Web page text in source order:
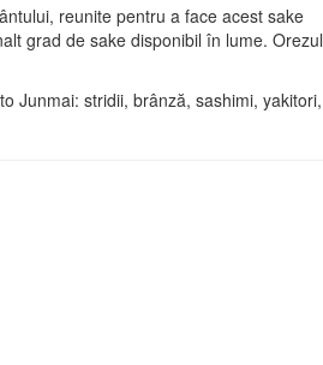
reunite pentru a face acest sake
grad de sake disponibil în lume. Orezul
Junmai: stridii, brânză, sashimi, yakitori,